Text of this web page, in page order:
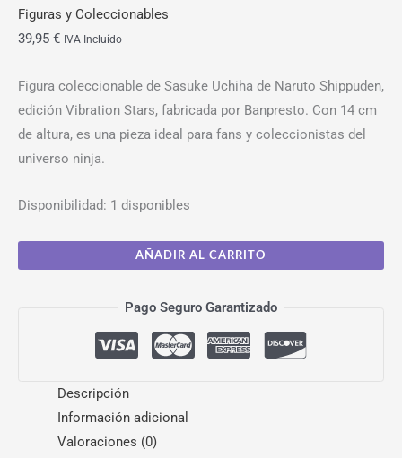
Figuras y Coleccionables
39,95 € IVA Incluído
Figura coleccionable de Sasuke Uchiha de Naruto Shippuden,
edición Vibration Stars, fabricada por Banpresto. Con 14 cm
de altura, es una pieza ideal para fans y coleccionistas del
universo ninja.
Disponibilidad: 1 disponibles
AÑADIR AL CARRITO
Pago Seguro Garantizado
Descripción
Información adicional
Valoraciones (0)